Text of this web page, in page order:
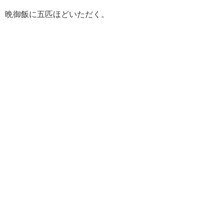
晩御飯に五匹ほどいただく。